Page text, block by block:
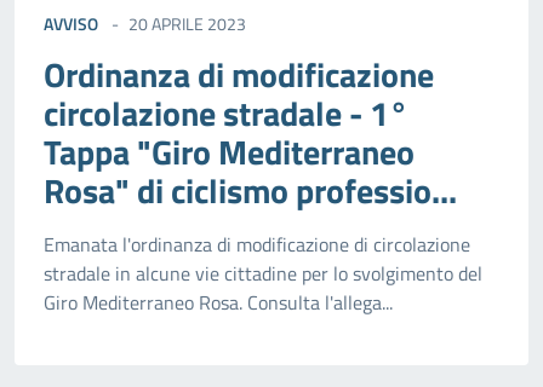
AVVISO 20 APRILE 2023
Ordinanza di modificazione
circolazione stradale - 1°
Tappa "Giro Mediterraneo
Rosa" di ciclismo professio...
Emanata l'ordinanza di modificazione di circolazione
stradale in alcune vie cittadine per lo svolgimento del
Giro Mediterraneo Rosa. Consulta l'allega...